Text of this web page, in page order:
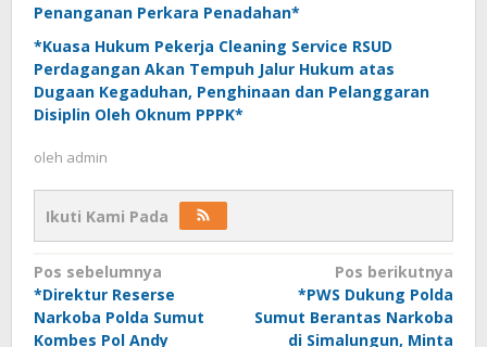
Penanganan Perkara Penadahan*
*Kuasa Hukum Pekerja Cleaning Service RSUD
Perdagangan Akan Tempuh Jalur Hukum atas
Dugaan Kegaduhan, Penghinaan dan Pelanggaran
Disiplin Oleh Oknum PPPK*
oleh admin
Ikuti Kami Pada
Navigasi
pos
Pos sebelumnya
*Direktur Reserse
Narkoba Polda Sumut
Kombes Pol Andy
Pos berikutnya
*PWS Dukung Polda
Sumut Berantas Narkoba
di Simalungun, Minta